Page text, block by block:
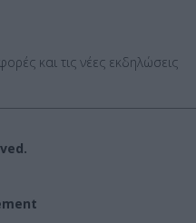
και τις νέες εκδηλώσεις